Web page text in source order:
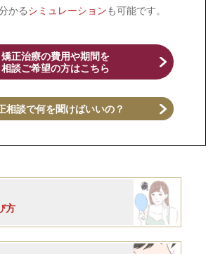
かるシミュレーションも可能です。
矯正治療の費用や期間を
相談ご希望の方はこちら
相談で何を聞けばいいの？
方